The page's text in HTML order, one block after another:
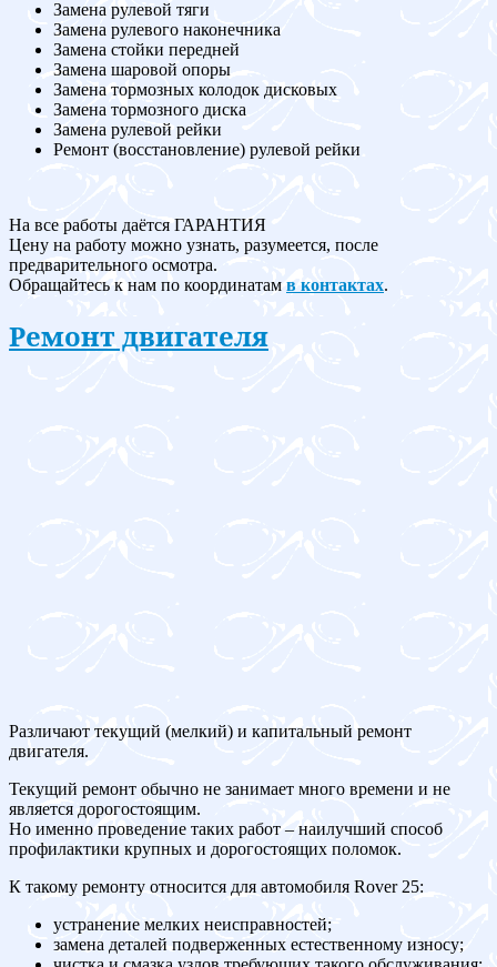
Замена рулевой тяги
Замена рулевого наконечника
Замена стойки передней
Замена шаровой опоры
Замена тормозных колодок дисковых
Замена тормозного диска
Замена рулевой рейки
Ремонт (восстановление) рулевой рейки
На все работы даётся ГАРАНТИЯ
Цену на работу можно узнать, разумеется, после
предварительного осмотра.
Обращайтесь к нам по координатам в контактах.
Ремонт двигателя
Различают текущий (мелкий) и капитальный ремонт
двигателя.
Текущий ремонт обычно не занимает много времени и не
является дорогостоящим.
Но именно проведение таких работ – наилучший способ
профилактики крупных и дорогостоящих поломок.
К такому ремонту относится для автомобиля Rover 25:
устранение мелких неисправностей;
замена деталей подверженных естественному износу;